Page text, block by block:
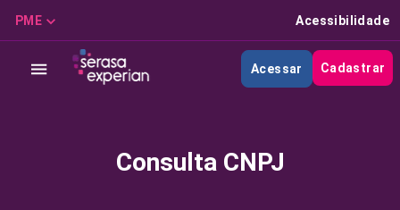
PME Acessibilidade
Acessar Cadastrar
Consulta CNPJ